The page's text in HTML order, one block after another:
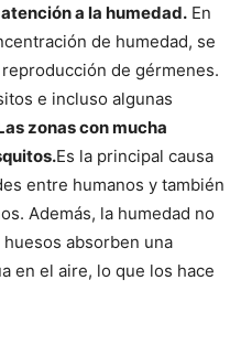
a la humedad. En
de humedad, se
de gérmenes.
e incluso algunas
zonas con mucha
Es la principal causa
entre humanos y también
Además, la humedad no
absorben una
en el aire, lo que los hace